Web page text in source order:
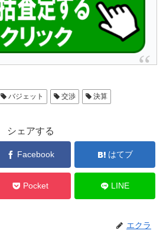
バジェット 交渉 決算
シェアする
Facebook はてブ
Pocket LINE
エクラ